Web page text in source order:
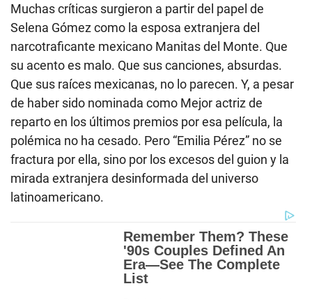
Muchas críticas surgieron a partir del papel de
Selena Gómez como la esposa extranjera del
narcotraficante mexicano Manitas del Monte. Que
su acento es malo. Que sus canciones, absurdas.
Que sus raíces mexicanas, no lo parecen. Y, a pesar
de haber sido nominada como Mejor actriz de
reparto en los últimos premios por esa película, la
polémica no ha cesado. Pero “Emilia Pérez” no se
fractura por ella, sino por los excesos del guion y la
mirada extranjera desinformada del universo
latinoamericano.